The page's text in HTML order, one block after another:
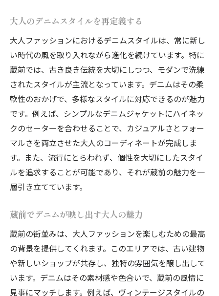
大人のデニムスタイルを再定義する
大人ファッションにおけるデニムスタイルは、常に新し
い時代の風を取り入れながら進化を続けています。特に
蔵前では、古き良き伝統を大切にしつつ、モダンで洗練
されたスタイルが主流となっています。デニムはその柔
軟性のおかげで、多様なスタイルに対応できるのが魅力
です。例えば、シンプルなデニムジャケットにハイネッ
クのセーターを合わせることで、カジュアルさとフォー
マルさを両立させた大人のコーディネートが完成しま
す。また、流行にとらわれず、個性を大切にしたスタイ
ルを追求することが可能であり、それが蔵前の魅力を一
層引き立てています。
蔵前でデニムが映し出す大人の魅力
蔵前の街並みは、大人ファッションを楽しむための最高
の背景を提供してくれます。このエリアでは、古い建物
や新しいショップが共存し、独特の雰囲気を醸し出して
います。デニムはその素材感や色合いで、蔵前の風情に
見事にマッチします。例えば、ヴィンテージスタイルの